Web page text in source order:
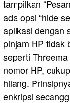
tampilkan
ada opsi “hide
aplikasi dengan
pinjam HP tidak
seperti
nomor HP,
hilang.
enkripsi